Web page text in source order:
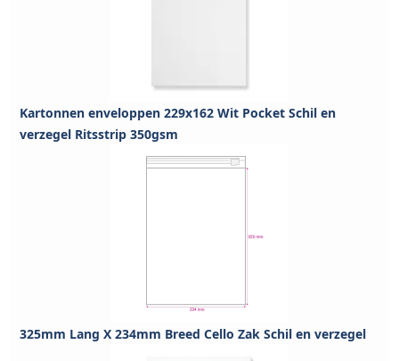
Kartonnen enveloppen 229x162 Wit Pocket Schil en
verzegel Ritsstrip 350gsm
325mm Lang X 234mm Breed Cello Zak Schil en verzegel